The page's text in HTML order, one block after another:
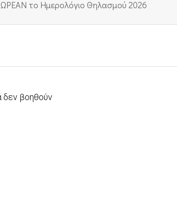
το Ημερολόγιο Θηλασμού 2026
δεν βοηθούν